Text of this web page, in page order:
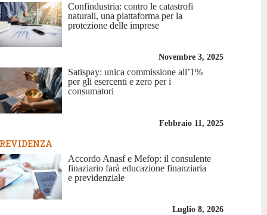
Confindustria: contro le catastrofi
naturali, una piattaforma per la
protezione delle imprese
Novembre 3, 2025
Satispay: unica commissione all’1%
per gli esercenti e zero per i
consumatori
Febbraio 11, 2025
Accordo Anasf e Mefop: il consulente
finaziario farà educazione finanziaria
e previdenziale
Luglio 8, 2026